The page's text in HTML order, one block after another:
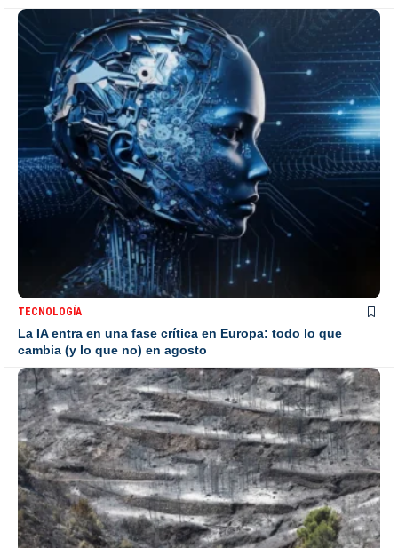
TECNOLOGÍA
La IA entra en una fase crítica en Europa: todo lo que
cambia (y lo que no) en agosto